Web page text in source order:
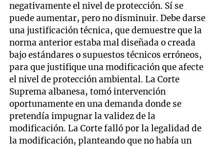
negativamente el nivel de protección. Sí se
puede aumentar, pero no disminuir. Debe darse
una justificación técnica, que demuestre que la
norma anterior estaba mal diseñada o creada
bajo estándares o supuestos técnicos erróneos,
para que justifique una modificación que afecte
el nivel de protección ambiental. La Corte
Suprema albanesa, tomó intervención
oportunamente en una demanda donde se
pretendía impugnar la validez de la
modificación. La Corte falló por la legalidad de
la modificación, planteando que no había un